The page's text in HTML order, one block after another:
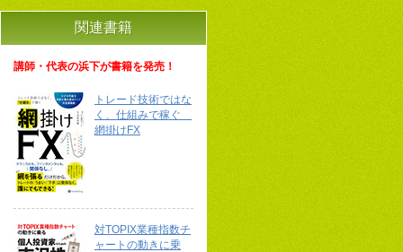
関連書籍
講師・代表の浜下が書籍を発売！
トレード技術ではな
く、仕組みで稼ぐ
網掛けFX
対TOPIX業種指数チ
ャートの動きに乗